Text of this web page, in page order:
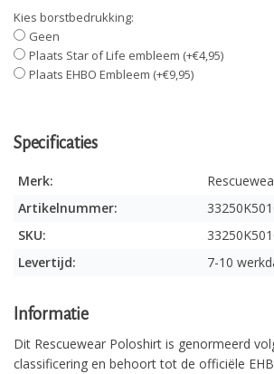
Kies borstbedrukking:
Geen
Plaats Star of Life embleem (+€4,95)
Plaats EHBO Embleem (+€9,95)
Specificaties
Merk:
Artikelnummer:
SKU:
Levertijd:
7-10
Informatie
Dit Rescuewear Poloshirt is genormeerd
classificering en behoort tot de officiële